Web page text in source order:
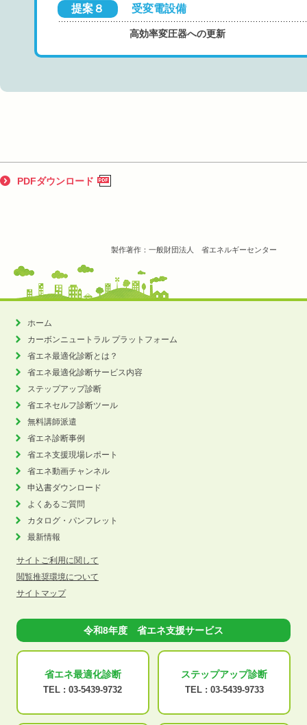
提案８ 受変電設備
高効率変圧器への更新
PDFダウンロード
製作著作：一般財団法人 省エネルギーセンター
ホーム
カーボンニュートラル プラットフォーム
省エネ最適化診断とは？
省エネ最適化診断サービス内容
ステップアップ診断
省エネセルフ診断ツール
無料講師派遣
省エネ診断事例
省エネ支援現場レポート
省エネ動画チャンネル
申込書ダウンロード
よくあるご質問
カタログ・パンフレット
最新情報
サイトご利用に関して
閲覧推奨環境について
サイトマップ
令和8年度 省エネ支援サービス
省エネ最適化診断
TEL : 03-5439-9732
ステップアップ診断
TEL : 03-5439-9733